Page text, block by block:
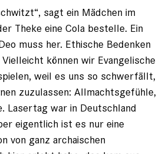
sagt ein Mädchen im
Theke eine Cola bestelle. Ein
muss her. Ethische Bedenken
können wir Evangelische
weil es uns so schwerfällt,
zuzulassen: Allmachtsgefühle,
Lasertag war in Deutschland
eigentlich ist es nur eine
von ganz archaischen